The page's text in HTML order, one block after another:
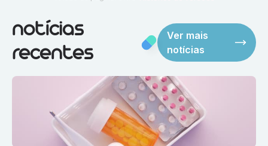
notícias
recentes
Ver mais
notícias